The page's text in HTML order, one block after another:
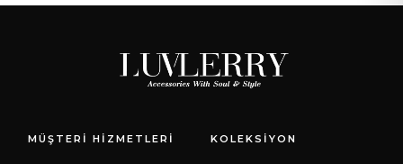
MÜŞTERİ HİZMETLERİ KOLEKSİYON